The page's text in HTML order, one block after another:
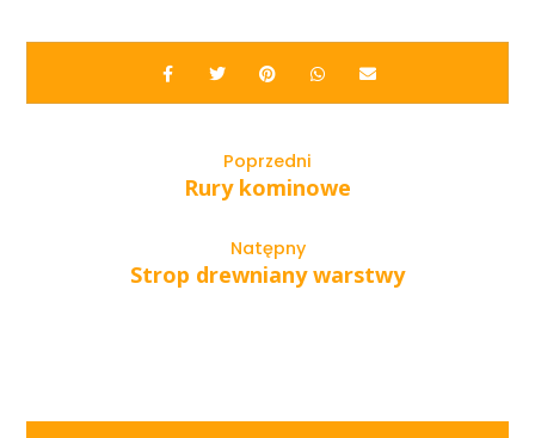
Poprzedni
Rury kominowe
Natępny
Strop drewniany warstwy